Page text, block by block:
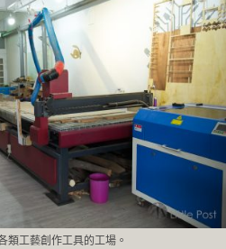
類工藝創作工具的工場。